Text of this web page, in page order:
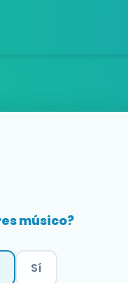
músico?
Sí